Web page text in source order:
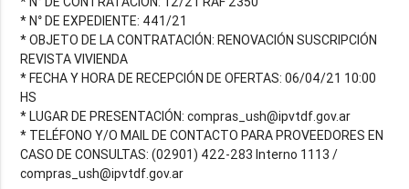
* N° DE EXPEDIENTE: 441/21
* OBJETO DE LA CONTRATACIÓN: RENOVACIÓN SUSCRIPCIÓN
REVISTA VIVIENDA
* FECHA Y HORA DE RECEPCIÓN DE OFERTAS: 06/04/21 10:00
HS
* LUGAR DE PRESENTACIÓN: compras_ush@ipvtdf.gov.ar
* TELÉFONO Y/O MAIL DE CONTACTO PARA PROVEEDORES EN
CASO DE CONSULTAS: (02901) 422-283 Interno 1113 /
compras_ush@ipvtdf.gov.ar